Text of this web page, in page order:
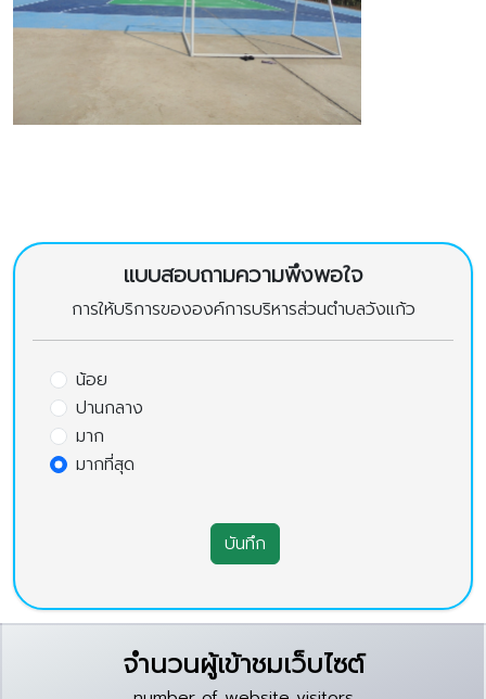
แบบสอบถามความพึงพอใจ
การให้บริการขององค์การบริหารส่วนตำบลวังแก้ว
น้อย
ปานกลาง
มาก
มากที่สุด
บันทึก
จำนวนผู้เข้าชมเว็บไซต์